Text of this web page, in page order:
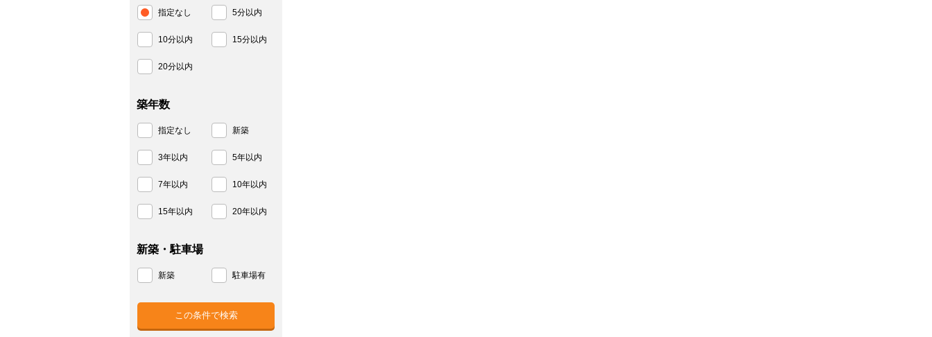
指定なし 5分以内
10分以内 15分以内
20分以内
築年数
指定なし 新築
3年以内 5年以内
7年以内 10年以内
15年以内 20年以内
新築・駐車場
新築 駐車場有